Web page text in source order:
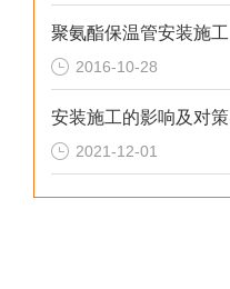
聚氨酯保温管安装施工
2016-10-28
安装施工的影响及对策
2021-12-01